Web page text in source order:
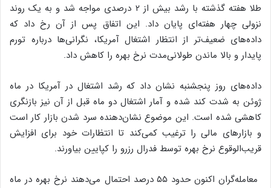
طلا هفته گذشته با رشد بیش از ۲ درصدی مواجه شد و به یک روند
نزولی چهار هفته‌ای پایان داد. این اتفاق پس از آن رخ داد که
داده‌های ضعیف‌تر از انتظار اشتغال آمریکا، نگرانی‌ها درباره تورم
پایدار و بالا ماندن طولانی‌مدت نرخ بهره را کاهش داد.
داده‌های روز پنجشنبه نشان داد که رشد اشتغال در آمریکا در ماه
ژوئن به شدت کند شده و آمار اشتغال دو ماه قبل از آن نیز بازنگری
کاهشی شده است. این موضوع نشان‌دهنده سرد شدن بازار کار است
و بازارهای مالی را ترغیب کمی‌کند تا انتظارات خود برای افزایش
قریب‌الوقوع نرخ بهره توسط فدرال رزرو را کپایین بیاورند.
معامله‌گران اکنون حدود ۵۵ درصد احتمال می‌دهند نرخ بهره در ماه